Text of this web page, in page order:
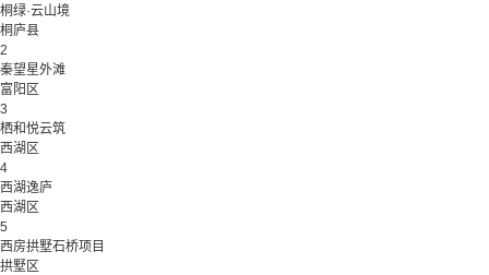
桐绿·云山境
桐庐县
2
秦望星外滩
富阳区
3
栖和悦云筑
西湖区
4
西湖逸庐
西湖区
5
西房拱墅石桥项目
拱墅区